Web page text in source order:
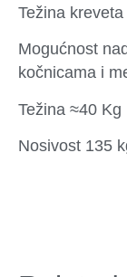
Težina
Mogućnost
kočnicama i
Težina ≈40 Kg
Nosivost 135